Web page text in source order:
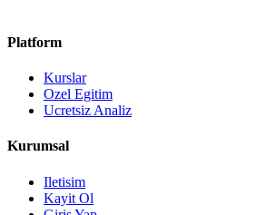
Platform
Kurslar
Ozel Egitim
Ucretsiz Analiz
Kurumsal
Iletisim
Kayit Ol